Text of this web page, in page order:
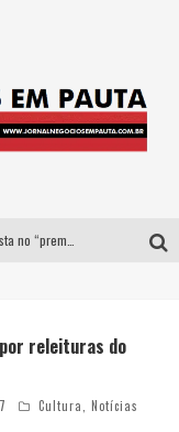
releituras do
Cultura Notícias